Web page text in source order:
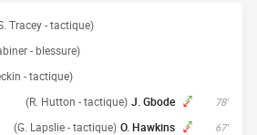
Tracey - tactique)
- blessure)
- tactique)
78'
J. Gbode
(R. Hutton - tactique)
67'
O. Hawkins
(G. Lapslie - tactique)